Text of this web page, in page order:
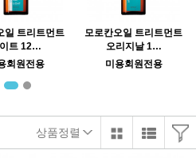
일 트리트먼트
트 12…
회원전용
모로칸오일 트리트먼트
오리지날 1…
미용회원전용
상품정렬